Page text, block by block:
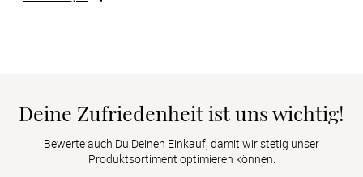
Deine Zufriedenheit ist uns wichtig!
Bewerte auch Du Deinen Einkauf, damit wir stetig unser
Produktsortiment optimieren können.